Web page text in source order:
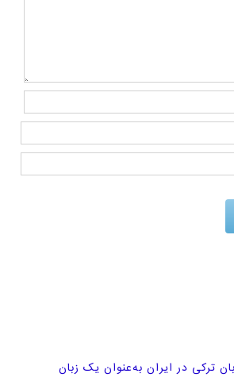
ترکی در ایران به‌عنوان یک زبان